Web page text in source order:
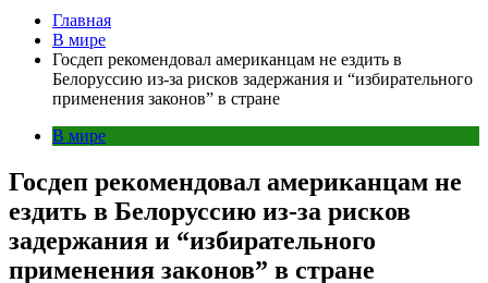
Главная
В мире
Госдеп рекомендовал американцам не ездить в
Белоруссию из-за рисков задержания и “избирательного
применения законов” в стране
В мире
Госдеп рекомендовал американцам не
ездить в Белоруссию из-за рисков
задержания и “избирательного
применения законов” в стране